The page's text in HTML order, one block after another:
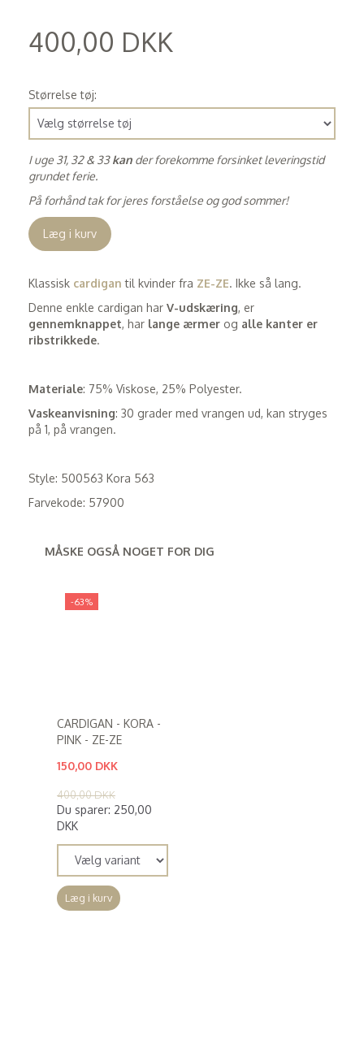
400,00 DKK
Størrelse tøj:
I uge 31, 32 & 33kan der forekomme forsinket leveringstid
grundet ferie.
På forhånd tak for jeres forståelse og god sommer!
Læg i kurv
Klassisk cardigan til kvinder fra ZE-ZE. Ikke så lang.
Denne enkle cardigan har V-udskæring, er
gennemknappet, har lange ærmer og alle kanter er
ribstrikkede.
Materiale: 75% Viskose, 25% Polyester.
Vaskeanvisning: 30 grader med vrangen ud, kan stryges
på 1, på vrangen.
Style: 500563 Kora 563
Farvekode: 57900
MÅSKE OGSÅ NOGET FOR DIG
-63%
CARDIGAN - KORA -
PINK - ZE-ZE
150,00 DKK
400,00 DKK
Du sparer: 250,00
DKK
Læg i kurv